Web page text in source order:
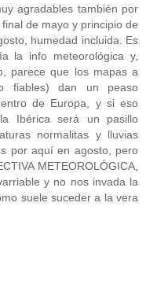
agradables también por
de mayo y principio de
humedad incluida. Es
la info meteorológica y,
parece que los mapas a
fiables) dan un peaso
de Europa, y si eso
Ibérica será un pasillo
normalitas y lluvias
por aquí en agosto, pero
METEOROLÓGICA,
y no nos invada la
suele suceder a la vera